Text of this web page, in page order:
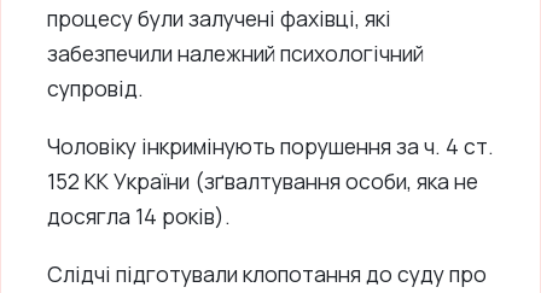
процесу були залучені фахівці, які
забезпечили належний психологічний
супровід.
Чоловіку інкримінують порушення за ч. 4 ст.
152 КК України (зґвалтування особи, яка не
досягла 14 років).
Слідчі підготували клопотання до суду про